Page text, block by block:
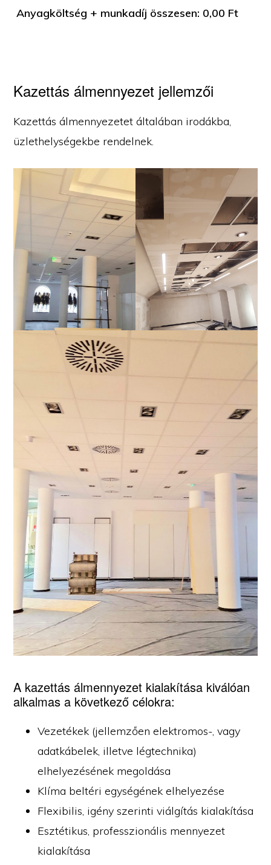
Anyagköltség + munkadíj összesen: 0,00 Ft
Kazettás álmennyezet jellemzői
Kazettás álmennyezetet általában irodákba,
üzlethelységekbe rendelnek.
A kazettás álmennyezet kialakítása kiválóan
alkalmas a következő célokra:
Vezetékek (jellemzően elektromos-, vagy
adatkábelek, illetve légtechnika)
elhelyezésének megoldása
Klíma beltéri egységének elhelyezése
Flexibilis, igény szerinti viálgítás kialakítása
Esztétikus, professzionális mennyezet
kialakítása